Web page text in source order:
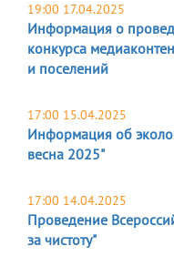
19:00 17.04.2025
Информация о
конкурса
и поселений
17:00 15.04.2025
Информация об
весна 2025"
17:00 14.04.2025
Проведение
за чистоту"